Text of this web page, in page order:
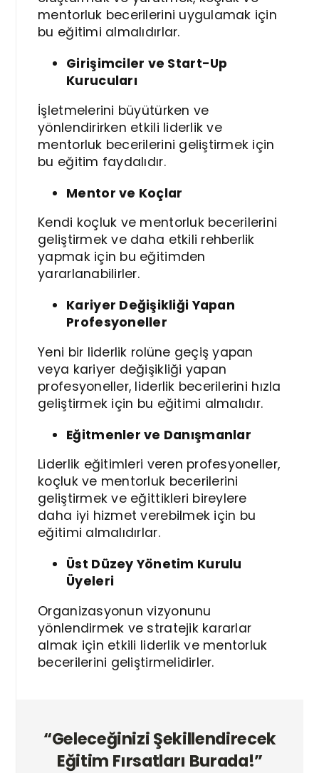
mentorluk becerilerini uygulamak için
bu eğitimi almalıdırlar.
Girişimciler ve Start-Up
Kurucuları
İşletmelerini büyütürken ve
yönlendirirken etkili liderlik ve
mentorluk becerilerini geliştirmek için
bu eğitim faydalıdır.
Mentor ve Koçlar
Kendi koçluk ve mentorluk becerilerini
geliştirmek ve daha etkili rehberlik
yapmak için bu eğitimden
yararlanabilirler.
Kariyer Değişikliği Yapan
Profesyoneller
Yeni bir liderlik rolüne geçiş yapan
veya kariyer değişikliği yapan
profesyoneller, liderlik becerilerini hızla
geliştirmek için bu eğitimi almalıdır.
Eğitmenler ve Danışmanlar
Liderlik eğitimleri veren profesyoneller,
koçluk ve mentorluk becerilerini
geliştirmek ve eğittikleri bireylere
daha iyi hizmet verebilmek için bu
eğitimi almalıdırlar.
Üst Düzey Yönetim Kurulu
Üyeleri
Organizasyonun vizyonunu
yönlendirmek ve stratejik kararlar
almak için etkili liderlik ve mentorluk
becerilerini geliştirmelidirler.
“Geleceğinizi Şekillendirecek
Eğitim Fırsatları Burada!”